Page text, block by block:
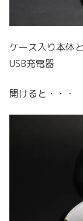
ケース入り本体
USB充電器
開けると・・・